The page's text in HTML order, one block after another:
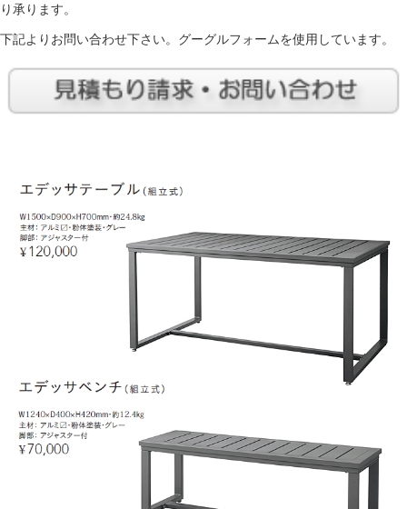
り承ります。
下記よりお問い合わせ下さい。グーグルフォームを使用しています。